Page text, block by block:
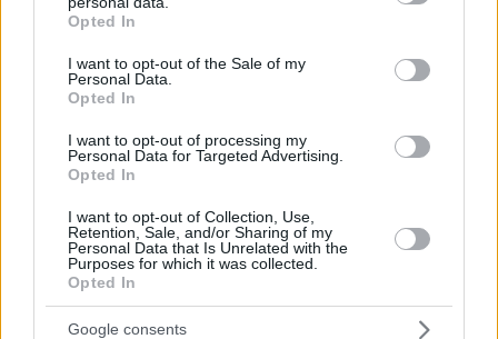
grant or deny consent to Google and its third-party tags to
use your data for below specified purposes in below Google
consent section.
Opted In
I want to opt-out of the Sale of my
Personal Data.
Opted In
I want to opt-out of processing my
Personal Data for Targeted Advertising.
Opted In
I want to opt-out of Collection, Use,
Retention, Sale, and/or Sharing of my
Personal Data that Is Unrelated with the
Purposes for which it was collected.
Opted In
Google consents
αποχαιρέτησαν τον πατέρα του Λιονέλ Μέσι
Φωτιά στη Μικρή Βίγλα της Νάξου, σηκώθηκε ένα
ελικόπτερο
Φιλική ήττα για την Χαλ στο ντεμπούτο του Τζολάκη, 2-
0 από την Άϊντραχτ
All’Antico Vinaio: Ουρές έξω από ένα από τα καλύτερα
στέκια για σάντουιτς στον κόσμο
πριν 19 λεπτά
Τραγωδία στην Πάρο: Πνίγηκε 4χρονος σε πισίνα beach
πριν 21 λεπτά